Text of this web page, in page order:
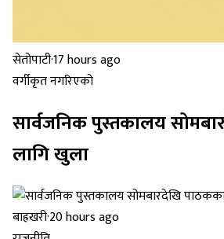
सेतोपाटी·17 hours ago
वर्गीकृत नगरिएको
सार्वजनिक पुस्तकालय
लागि खुला
बाह्रखरी·20 hours ago